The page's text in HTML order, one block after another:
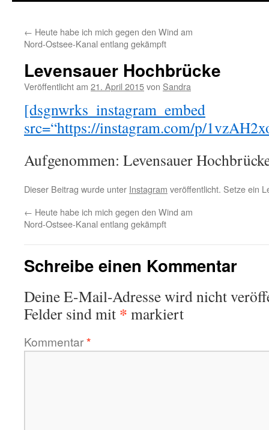
← Heute habe ich mich gegen den Wind am
Nord-Ostsee-Kanal entlang gekämpft
Levensauer Hochbrücke
Veröffentlicht am 21. April 2015von Sandra
[dsgnwrks_instagram_embed
src=“https://instagram.com/p/
Aufgenommen: Levensauer
Dieser Beitrag wurde unter Instagram veröffentlicht. Setze ein
← Heute habe ich mich gegen den Wind am
Nord-Ostsee-Kanal entlang gekämpft
Schreibe einen Kommentar
Deine E-Mail-Adresse wird nicht
Felder sind mit * markiert
Kommentar*